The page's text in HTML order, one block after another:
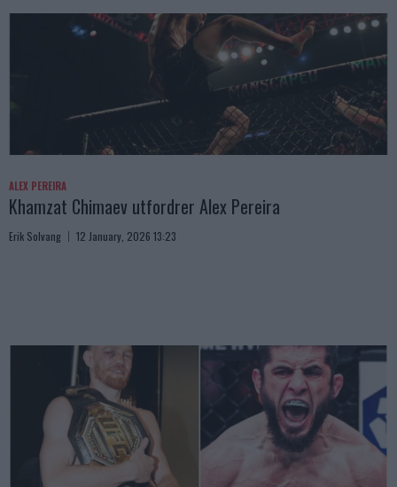
ALEX PEREIRA
Khamzat Chimaev utfordrer Alex Pereira
Erik Solvang 12 January, 2026 13:23